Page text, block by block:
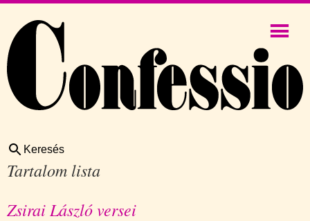
Keresés
Tartalom lista
Zsirai László versei